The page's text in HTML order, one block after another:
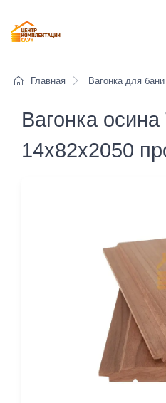
Главная Вагонка для
Вагонка
14х82х2050